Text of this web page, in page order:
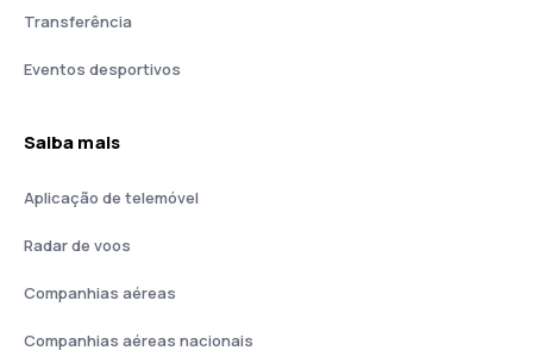
Transferência
Eventos desportivos
Saiba mais
Aplicação de telemóvel
Radar de voos
Companhias aéreas
Companhias aéreas nacionais